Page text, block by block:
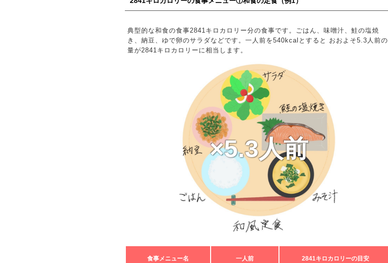
典型的な和食の食事2841キロカロリー分の食事です。ごはん、味噌汁、鮭の塩焼
き、納豆、ゆで卵のサラダなどです。一人前を540kcalとすると おおよそ5.3人前の
量が2841キロカロリーに相当します。
×5.3人前
食事メニュー名 一人前 2841キロカロリーの目安